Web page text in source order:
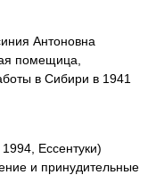
Антоновна
помещица,
в Сибири в 1941
Ессентуки)
и принудительные